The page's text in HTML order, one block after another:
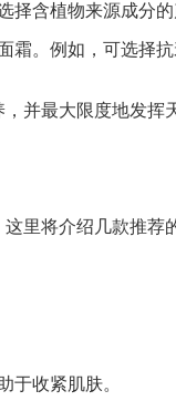
择含植物来源成分的
霜。例如，可选择
并最大限度地发挥
里将介绍几款推荐
于收紧肌肤。